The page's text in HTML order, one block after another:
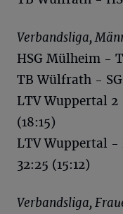
Verbandsliga,
HSG Mülheim -
TB Wülfrath -
LTV Wuppertal 2
(18:15)
LTV Wuppertal -
32:25 (15:12)
Verbandsliga,